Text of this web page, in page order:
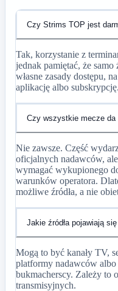
Czy Strims TOP jest
Tak, korzystanie z
jednak pamiętać, że samo
własne zasady dostępu,
aplikację albo subskrypcję.
Czy wszystkie mecze da
Nie zawsze. Część
oficjalnych nadawców,
wymagać wykupionego
warunków operatora.
możliwe źródła, a nie
Jakie źródła pojawiają
Mogą to być kanały TV,
platformy nadawców
bukmacherscy. Zależy to
transmisyjnych.